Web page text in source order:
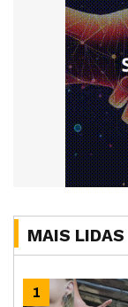
MAIS LIDAS